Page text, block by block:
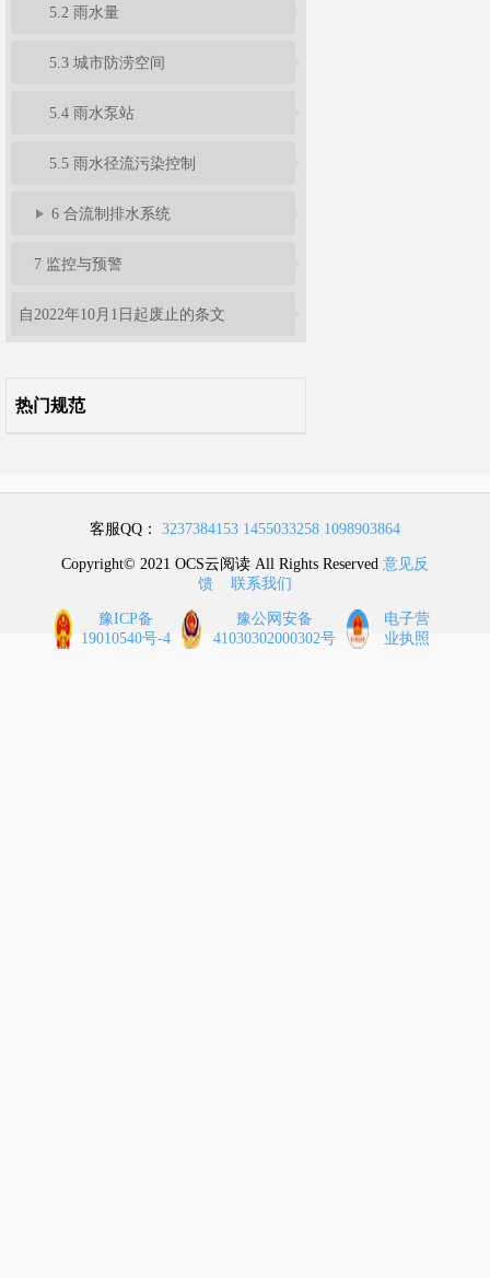
5.2 雨水量
5.3 城市防涝空间
5.4 雨水泵站
5.5 雨水径流污染控制
6 合流制排水系统
7 监控与预警
自2022年10月1日起废止的条文
热门规范
客服QQ： 3237384153 1455033258 1098903864
Copyright© 2021 OCS云阅读 All Rights Reserved 意见反
馈
联系我们
豫ICP备
19010540号-4
豫公网安备
41030302000302号
电子营
业执照